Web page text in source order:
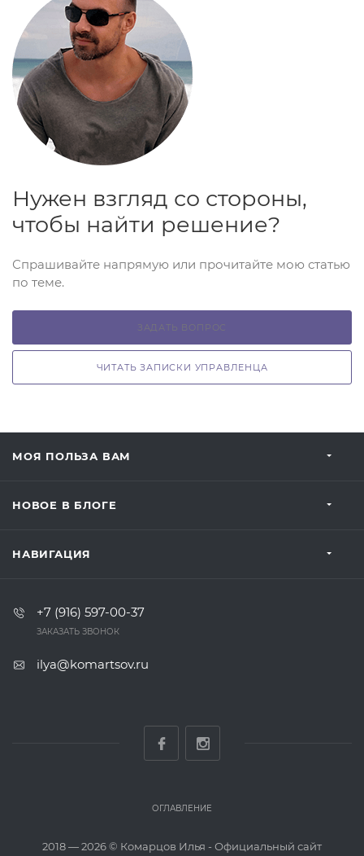
Нужен взгляд со стороны,
чтобы найти решение?
Спрашивайте напрямую или прочитайте мою статью
по теме.
ЗАДАТЬ ВОПРОС
ЧИТАТЬ ЗАПИСКИ УПРАВЛЕНЦА
МОЯ ПОЛЬЗА ВАМ
НОВОЕ В БЛОГЕ
НАВИГАЦИЯ
+7 (916) 597-00-37‬
ЗАКАЗАТЬ ЗВОНОК
ilya@komartsov.ru
ОГЛАВЛЕНИЕ
2018 — 2026 © Комарцов Илья - Официальный сайт